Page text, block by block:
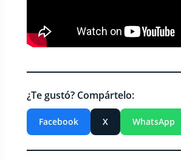
¿Te gustó? Compártelo:
Facebook X WhatsApp